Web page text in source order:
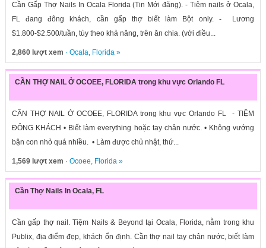
Cần Gấp Thợ Nails In Ocala Florida (Tin Mới đăng). - Tiệm nails ở Ocala,
FL đang đông khách, cần gấp thợ biết làm Bột only. - Lương
$1.800-$2.500/tuần, tùy theo khả năng, trên ăn chia. (với điều...
2,860 lượt xem · Ocala, Florida»
CẦN THỢ NAIL Ở OCOEE, FLORIDA trong khu vực Orlando FL
CẦN THỢ NAIL Ở OCOEE, FLORIDA trong khu vực Orlando FL - TIỆM
ĐÔNG KHÁCH • Biết làm everything hoặc tay chân nước. • Không vướng
bận con nhỏ quá nhiều. • Làm được chủ nhật, thứ...
1,569 lượt xem · Ocoee, Florida»
Cần Thợ Nails In Ocala, FL
Cần gấp thợ nail. Tiệm Nails & Beyond tại Ocala, Florida, nằm trong khu
Publix, địa điểm đẹp, khách ổn định. Cần thợ nail tay chân nước, biết làm